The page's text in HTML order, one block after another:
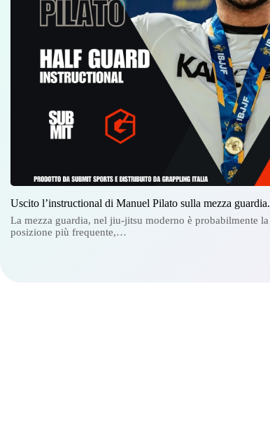
Uscito l’instructional di Manuel Pilato sulla mezza guardia.
La mezza guardia, nel jiu-jitsu moderno è probabilmente la
posizione più frequente,…